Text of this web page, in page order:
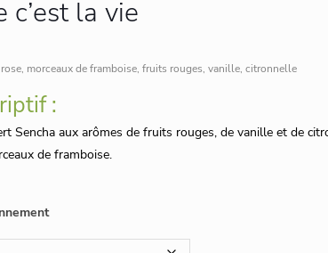
c’est la vie
morceaux de framboise, fruits rouges, vanille, citronnelle
:
Sencha aux arômes de fruits rouges, de vanille et de
de framboise.